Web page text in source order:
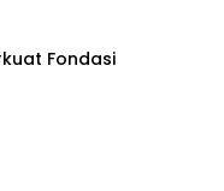
Fondasi